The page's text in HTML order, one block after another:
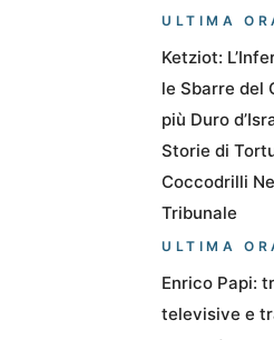
ULTIMA
Ketziot:
le Sbarre del
più Duro
Storie di
Coccodrilli
Tribunale
ULTIMA
Enrico Papi:
televisive e